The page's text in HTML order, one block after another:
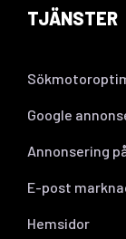
TJÄNSTER
Google
Annonsering
E-post
Hemsidor